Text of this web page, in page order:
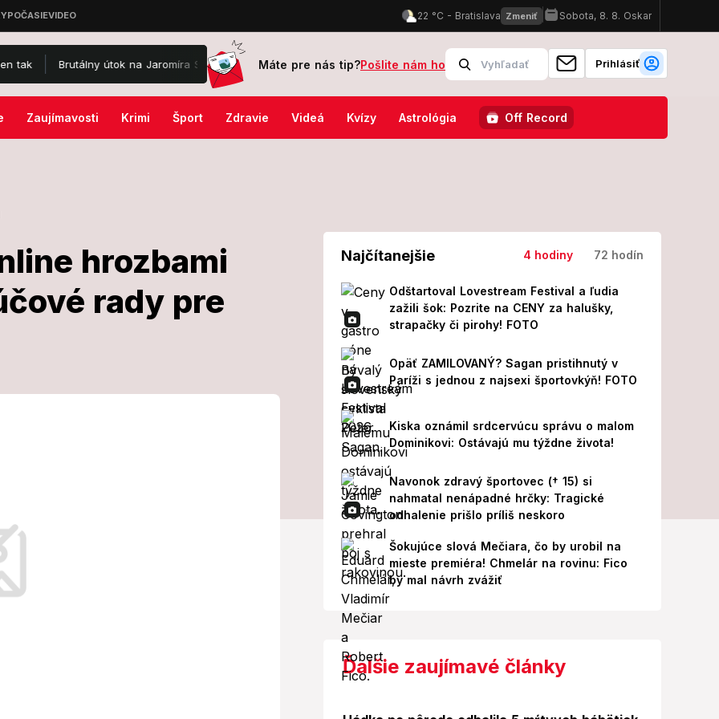
útok na Jaromíra Soukupa: Skončil v nemocnici a je po operácii! Z jeho prvých slov MRAZÍ Odštartoval Lovestream Festival a
Máte pre nás tip?Pošlite nám ho Prihlásiť
Zaujímavosti Krimi Šport Zdravie Videá Kvízy Astrológia Off Record
hrozbami
rady pre
online
prázdnin:
Najčítanejšie 4 hodiny 72 hodín
Odštartoval Lovestream Festival a ľudia
zažili šok: Pozrite na CENY za halušky,
strapačky či pirohy! FOTO
Opäť ZAMILOVANÝ? Sagan pristihnutý v
Paríži s jednou z najsexi športovkýň! FOTO
Kiska oznámil srdcervúcu správu o malom
Dominikovi: Ostávajú mu týždne života!
Navonok zdravý športovec († 15) si
nahmatal nenápadné hrčky: Tragické
odhalenie prišlo príliš neskoro
Šokujúce slová Mečiara, čo by urobil na
mieste premiéra! Chmelár na rovinu: Fico
by mal návrh zvážiť
Ďalšie zaujímavé články